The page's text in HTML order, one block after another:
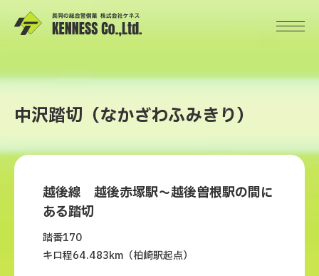
中沢踏切（なかざわふみきり）
越後線 越後赤塚駅～越後曽根駅の間に
ある踏切
踏番170
キロ程64.483km（柏崎駅起点）